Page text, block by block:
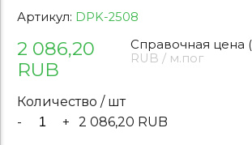
Артикул: DPK-2508
2 086,20
RUB
Справочная цена
RUB / м.пог
Количество / шт
-
+ 2 086,20 RUB